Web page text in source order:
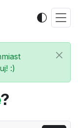
:)
?